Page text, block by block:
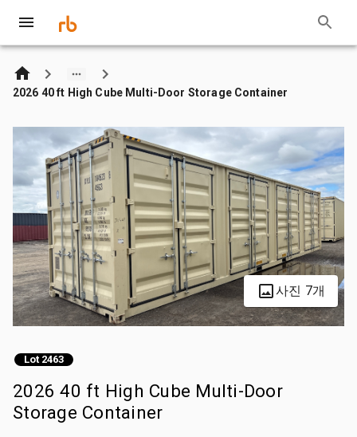
2026 40 ft High Cube Multi-Door Storage Container
사진 7개
Lot 2463
2026 40 ft High Cube Multi-Door
Storage Container